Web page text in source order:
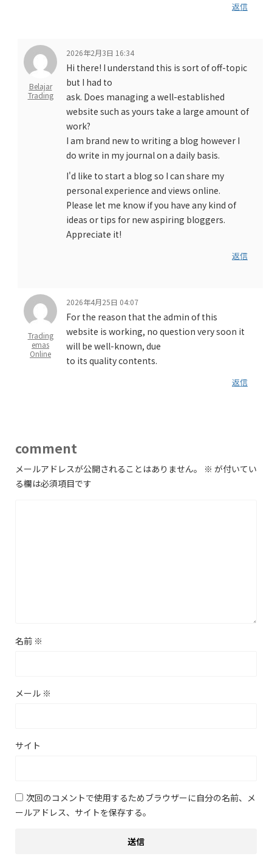
返信
Belajar
Trading
2026年2月3日 16:34
Hi there! I understand this is sort of off-topic
but I had to
ask. Does managing a well-established
website such as yours take a large amount of
work?
I am brand new to writing a blog however I
do write in my journal on a daily basis.
I'd like to start a blog so I can share my
personal experience and views online.
Please let me know if you have any kind of
ideas or tips for new aspiring bloggers.
Appreciate it!
返信
Trading
emas
Online
2026年4月25日 04:07
For the reason that the admin of this
website is working, no question very soon it
will be well-known, due
to its quality contents.
返信
comment
メールアドレスが公開されることはありません。 ※ が付いてい
る欄は必須項目です
名前 ※
メール ※
サイト
次回のコメントで使用するためブラウザーに自分の名前、メ
ールアドレス、サイトを保存する。